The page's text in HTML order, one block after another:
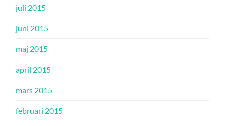
juli 2015
juni 2015
maj 2015
april 2015
mars 2015
februari 2015